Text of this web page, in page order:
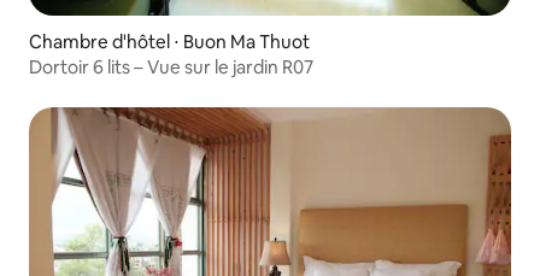
Chambre d'hôtel ⋅ Buon Ma Thuot
Dortoir 6 lits – Vue sur le jardin R07